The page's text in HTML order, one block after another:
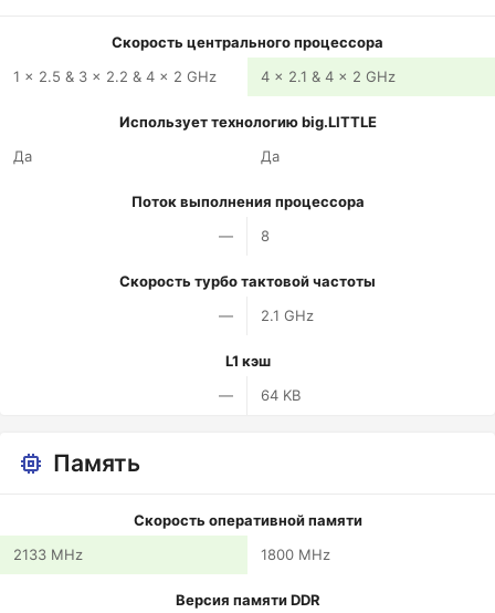
Скорость центрального процессора
1 x 2.5 & 3 x 2.2 & 4 x 2 GHz
4 x 2.1 & 4 x 2 GHz
Использует технологию big.LITTLE
Да
Да
Поток выполнения процессора
—
8
Скорость турбо тактовой частоты
—
2.1 GHz
L1 кэш
—
64 KB
Память
Скорость оперативной памяти
2133 MHz
1800 MHz
Версия памяти DDR